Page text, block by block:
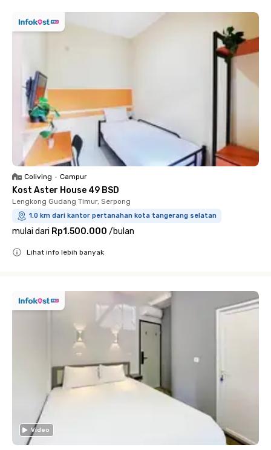
Coliving • Campur
Kost Aster House 49 BSD
Lengkong Gudang Timur, Serpong
1.0 km dari kantor pertanahan kota tangerang selatan
mulai dari Rp1.500.000 /bulan
Lihat info lebih banyak
Video